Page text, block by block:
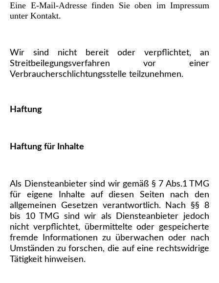
Eine E-Mail-Adresse finden Sie oben im Impressum
unter Kontakt.
Wir sind nicht bereit oder verpflichtet, an
Streitbeilegungsverfahren vor einer
Verbraucherschlichtungsstelle teilzunehmen.
Haftung
Haftung für Inhalte
Als Diensteanbieter sind wir gemäß § 7 Abs.1 TMG
für eigene Inhalte auf diesen Seiten nach den
allgemeinen Gesetzen verantwortlich. Nach §§ 8
bis 10 TMG sind wir als Diensteanbieter jedoch
nicht verpflichtet, übermittelte oder gespeicherte
fremde Informationen zu überwachen oder nach
Umständen zu forschen, die auf eine rechtswidrige
Tätigkeit hinweisen.